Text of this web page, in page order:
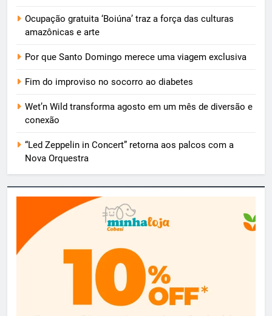
Ocupação gratuita ‘Boiúna’ traz a força das culturas
amazônicas e arte
Por que Santo Domingo merece uma viagem exclusiva
Fim do improviso no socorro ao diabetes
Wet’n Wild transforma agosto em um mês de diversão e
conexão
“Led Zeppelin in Concert” retorna aos palcos com a
Nova Orquestra